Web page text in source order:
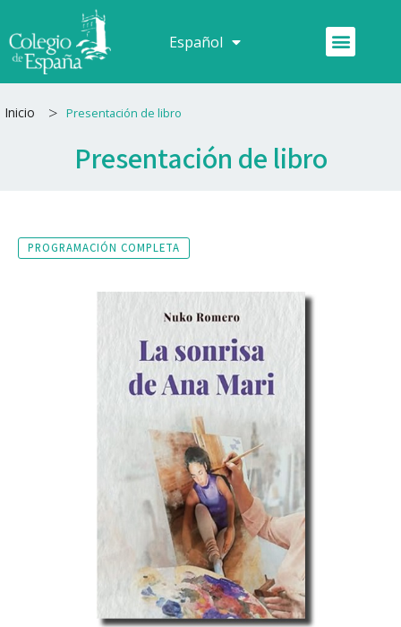
al
contenido
Español
Français Menú
Inicio > Presentación de libro
Presentación de libro
PROGRAMACIÓN COMPLETA